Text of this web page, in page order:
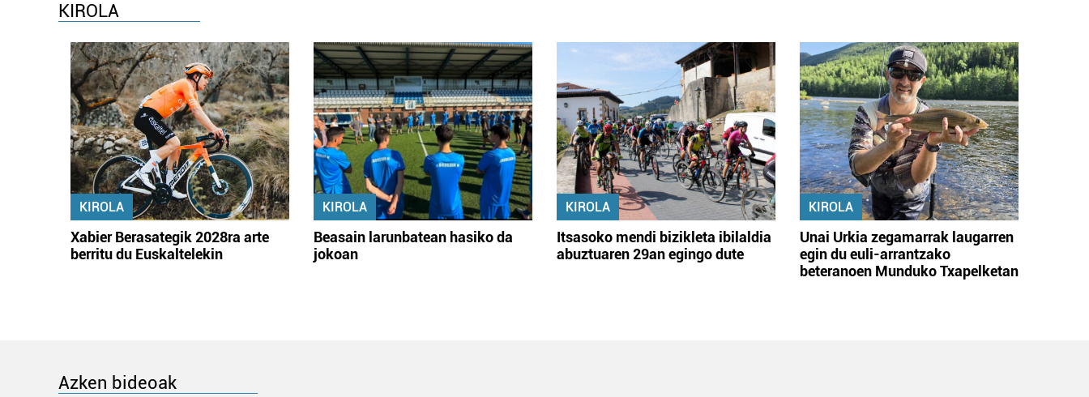
KIROLA
KIROLA
Xabier Berasategik 2028ra arte
berritu du Euskaltelekin
KIROLA
Beasain larunbatean hasiko da
jokoan
KIROLA
Itsasoko mendi bizikleta ibilaldia
abuztuaren 29an egingo dute
KIROLA
Unai Urkia zegamarrak laugarren
egin du euli-arrantzako
beteranoen Munduko Txapelketan
Azken bideoak